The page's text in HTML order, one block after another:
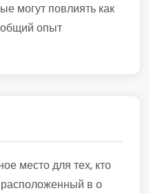
могут повлиять как
общий опыт
место для тех, кто
в о